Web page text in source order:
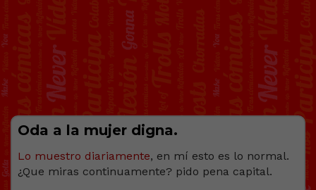
Oda a la mujer digna.
Lo muestro diariamente, en mí esto es lo normal.
¿Que miras continuamente? pido pena capital.